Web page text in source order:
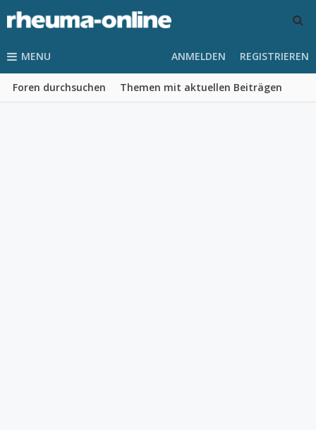
MENU
Foren durchsuchen Themen mit aktuellen Beiträgen
ANMELDEN REGISTRIEREN